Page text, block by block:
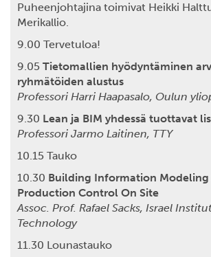
Puheenjohtajina toimivat Heikki
Merikallio.
9.00 Tervetuloa!
9.05 Tietomallien hyödyntäminen
ryhmätöiden alustus
Professori Harri Haapasalo, Oulun
9.30 Lean ja BIM yhdessä tuottavat
Professori Jarmo Laitinen, TTY
10.15 Tauko
10.30 Building Information
Production Control On Site
Assoc. Prof. Rafael Sacks, Israel
Technology
11.30 Lounastauko